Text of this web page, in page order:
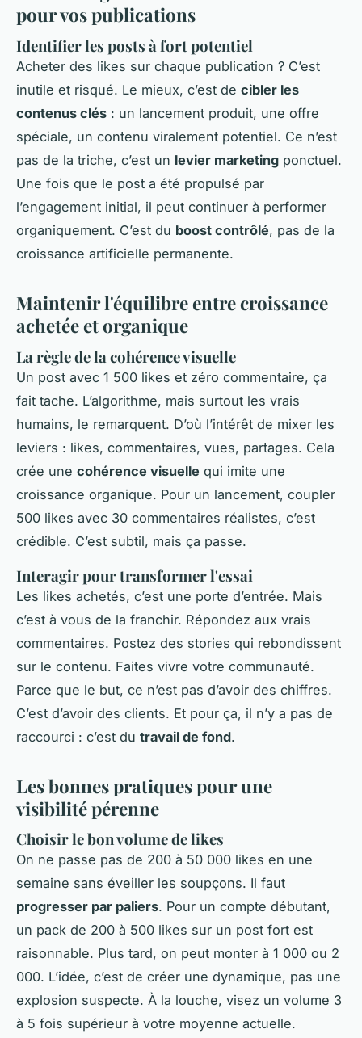
pour vos publications
Identifier les posts à fort potentiel
Acheter des likes sur chaque publication ? C’est
inutile et risqué. Le mieux, c’est de cibler les
contenus clés : un lancement produit, une offre
spéciale, un contenu viralement potentiel. Ce n’est
pas de la triche, c’est un levier marketing ponctuel.
Une fois que le post a été propulsé par
l’engagement initial, il peut continuer à performer
organiquement. C’est du boost contrôlé, pas de la
croissance artificielle permanente.
Maintenir l'équilibre entre croissance
achetée et organique
La règle de la cohérence visuelle
Un post avec 1 500 likes et zéro commentaire, ça
fait tache. L’algorithme, mais surtout les vrais
humains, le remarquent. D’où l’intérêt de mixer les
leviers : likes, commentaires, vues, partages. Cela
crée une cohérence visuelle qui imite une
croissance organique. Pour un lancement, coupler
500 likes avec 30 commentaires réalistes, c’est
crédible. C’est subtil, mais ça passe.
Interagir pour transformer l'essai
Les likes achetés, c’est une porte d’entrée. Mais
c’est à vous de la franchir. Répondez aux vrais
commentaires. Postez des stories qui rebondissent
sur le contenu. Faites vivre votre communauté.
Parce que le but, ce n’est pas d’avoir des chiffres.
C’est d’avoir des clients. Et pour ça, il n’y a pas de
raccourci : c’est du travail de fond.
Les bonnes pratiques pour une
visibilité pérenne
Choisir le bon volume de likes
On ne passe pas de 200 à 50 000 likes en une
semaine sans éveiller les soupçons. Il faut
progresser par paliers. Pour un compte débutant,
un pack de 200 à 500 likes sur un post fort est
raisonnable. Plus tard, on peut monter à 1 000 ou 2
000. L’idée, c’est de créer une dynamique, pas une
explosion suspecte. À la louche, visez un volume 3
à 5 fois supérieur à votre moyenne actuelle.